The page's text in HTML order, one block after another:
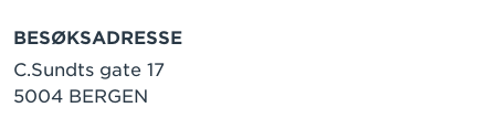
BESØKSADRESSE
C.Sundts gate 17
5004 BERGEN